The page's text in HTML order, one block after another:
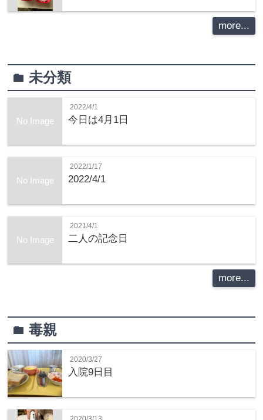
more...
folder未分類
No Image
2022/4/1
今日は4月1日
No Image
2022/1/17
2022/4/1
No Image
2021/4/1
二人の記念日
more...
folder毒親
2020/3/27
入院9日目